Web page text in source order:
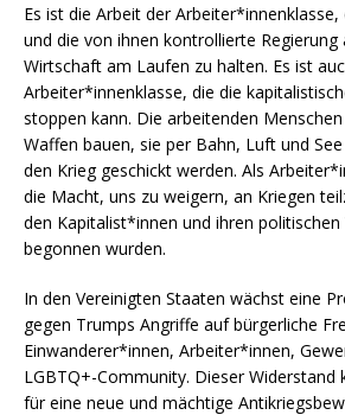
Es ist die Arbeit der
und die von ihnen kontrollierte Regierung
Wirtschaft am Laufen zu halten. Es ist
Arbeiter*innenklasse, die die
stoppen kann. Die arbeitenden
Waffen bauen, sie per Bahn, Luft und
den Krieg geschickt werden. Als
die Macht, uns zu weigern, an Kriegen
den Kapitalist*innen und ihren
begonnen wurden.
In den Vereinigten Staaten wächst eine
gegen Trumps Angriffe auf bürgerliche
Einwanderer*innen, Arbeiter*innen,
LGBTQ+-Community. Dieser Widerstand
für eine neue und mächtige